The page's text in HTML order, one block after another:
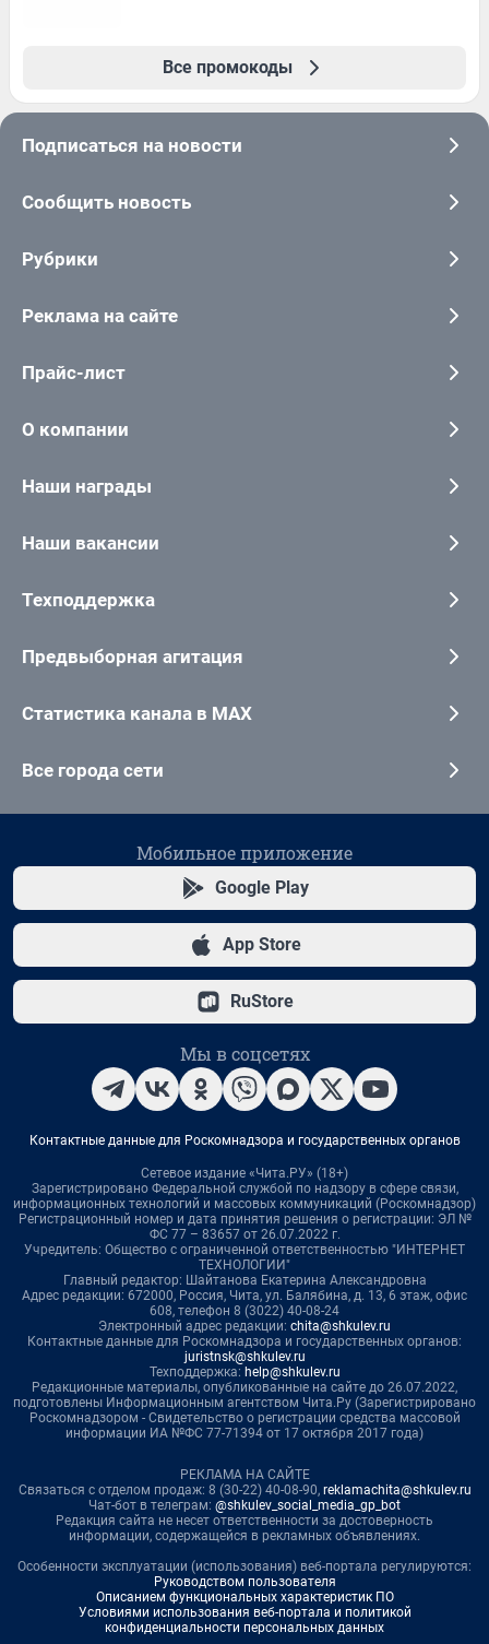
Все промокоды
Подписаться на новости
Сообщить новость
Рубрики
Реклама на сайте
Прайс-лист
О компании
Наши награды
Наши вакансии
Техподдержка
Предвыборная агитация
Статистика канала в MAX
Все города сети
Мобильное приложение
Google Play
App Store
RuStore
Мы в соцсетях
Контактные данные для Роскомнадзора и государственных органов
Сетевое издание «Чита.РУ» (18+)
Зарегистрировано Федеральной службой по надзору в сфере связи,
информационных технологий и массовых коммуникаций (Роскомнадзор)
Регистрационный номер и дата принятия решения о регистрации: ЭЛ №
ФС 77 – 83657 от 26.07.2022 г.
Учредитель: Общество с ограниченной ответственностью "ИНТЕРНЕТ
ТЕХНОЛОГИИ"
Главный редактор: Шайтанова Екатерина Александровна
Адрес редакции: 672000, Россия, Чита, ул. Балябина, д. 13, 6 этаж, офис
608, телефон 8 (3022) 40-08-24
Электронный адрес редакции: chita@shkulev.ru
Контактные данные для Роскомнадзора и государственных органов:
juristnsk@shkulev.ru
Техподдержка: help@shkulev.ru
Редакционные материалы, опубликованные на сайте до 26.07.2022,
подготовлены Информационным агентством Чита.Ру (Зарегистрировано
Роскомнадзором - Свидетельство о регистрации средства массовой
информации ИА №ФС 77-71394 от 17 октября 2017 года)
РЕКЛАМА НА САЙТЕ
Связаться с отделом продаж: 8 (30-22) 40-08-90, reklamachita@shkulev.ru
Чат-бот в телеграм: @shkulev_social_media_gp_bot
Редакция сайта не несет ответственности за достоверность
информации, содержащейся в рекламных объявлениях.
Особенности эксплуатации (использования) веб-портала регулируются:
Руководством пользователя
Описанием функциональных характеристик ПО
Условиями использования веб-портала и политикой
конфиденциальности персональных данных